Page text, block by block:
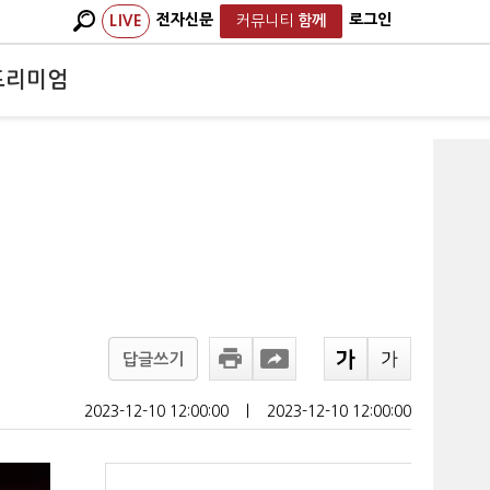
LIVE 전자신문 커뮤니티 함께 로그인
리미엄
답글쓰기
2023-12-10 12:00:00 2023-12-10 12:00:00